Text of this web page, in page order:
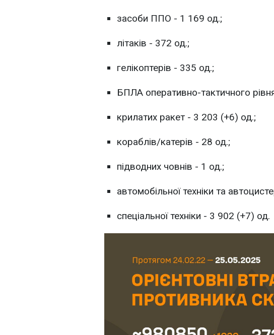
засоби ППО - 1 169 од.;
літаків - 372 од.;
гелікоптерів - 335 од.;
БПЛА оперативно-тактичного
крилатих ракет - 3 203 (+6) од.;
кораблів/катерів - 28 од.;
підводних човнів - 1 од.;
автомобільної техніки та
спеціальної техніки - 3 902 (+7) од.